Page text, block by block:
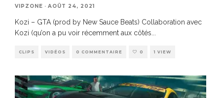
VIPZONE · AOÛT 24, 2021
Kozi – GTA (prod by New Sauce Beats) Collaboration avec
Kozi (qu’on a pu voir récemment aux côtés...
CLIPS VIDÉOS 0 COMMENTAIRE 0 1 VIEW